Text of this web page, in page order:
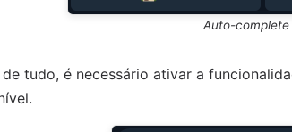
Auto-complete
tudo, é necessário ativar a